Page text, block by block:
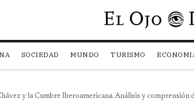
SOCIEDAD MUNDO TURISMO
y la Cumbre Iberoamericana. Análisis y comprensión